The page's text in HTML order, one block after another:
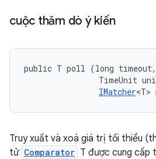
cuộc thăm dò ý kiến
public T poll (long timeout,
TimeUnit
IMatcher<T>
Truy xuất và xoá giá trị tối thiểu
tử Comparator T được cung cấp